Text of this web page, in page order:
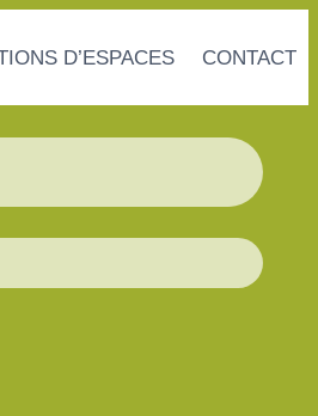
D’ESPACES CONTACT